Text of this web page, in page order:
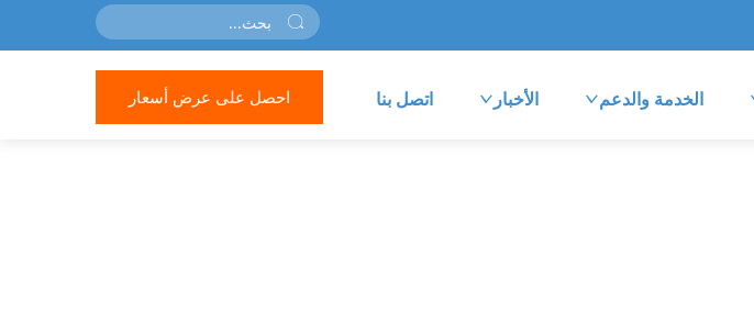
الخدمة والدعم الأخبار اتصل بنا احصل على عرض أسعار